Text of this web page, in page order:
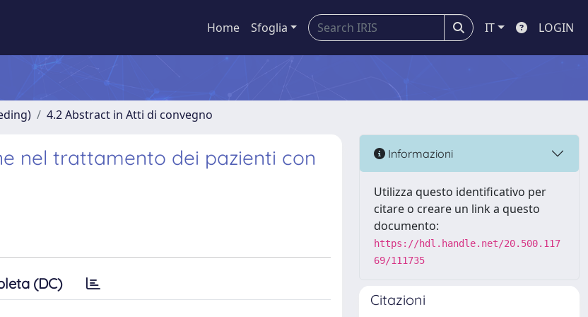
Home Sfoglia IT LOGIN
4.2 Abstract in Atti di convegno
nel trattamento dei pazienti con
(DC)
Informazioni
Utilizza questo identificativo per
citare o creare un link a questo
documento:
https://hdl.handle.net/20.500.117
69/111735
Citazioni